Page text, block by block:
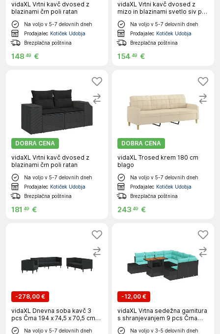
vidaXL Vrtni kavč dvosed z
blazinami črn poli ratan
Na voljo v 5-7 delovnih dneh
Prodajalec Kotiček Udobja
Brezplačna poštnina
148 49 €
vidaXL Vrtni kavč dvosed z
mizo in blazinami svetlo siv poli
ratan
Na voljo v 5-7 delovnih dneh
Prodajalec Kotiček Udobja
Brezplačna poštnina
154 49 €
DOBRA CENA
vidaXL Vrtni kavč dvosed z
blazinami črn poli ratan
Na voljo v 5-7 delovnih dneh
Prodajalec Kotiček Udobja
Brezplačna poštnina
181 49 €
DOBRA CENA
vidaXL Trosed krem 180 cm
blago
Na voljo v 5-7 delovnih dneh
Prodajalec Kotiček Udobja
Brezplačna poštnina
243 49 €
-278,00 €
vidaXL Dnevna soba kavč 3
pcs Črna 194 x 74,5 x 70,5 cm
Umjetno usnje
Na voljo v 5-7 delovnih dneh
-12,00 €
vidaXL Vrtna sedežna garnitura
s shranjevanjem 9 pcs Črna
Poly ratan
Na voljo v 3-5 delovnih dneh